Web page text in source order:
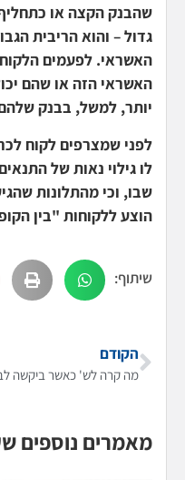
שהבנק הקצה או
גדול – והוא הריבית
האשראי. לפעמים
האשראי הזה או שהם
יותר, למשל, בבנק
לפני שמצרפים לקוח
לו גילוי נאות של
שבו, וכי מהתלונות
הוצע ללקוחות "בין
שיתוף:
הקודם
מאמרים נוספים